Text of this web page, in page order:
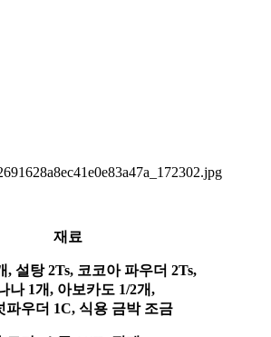
재료
, 설탕 2Ts, 코코아 파우더 2Ts,
나 1개, 아보카도 1/2개,
파우더 1C, 식용 금박 조금